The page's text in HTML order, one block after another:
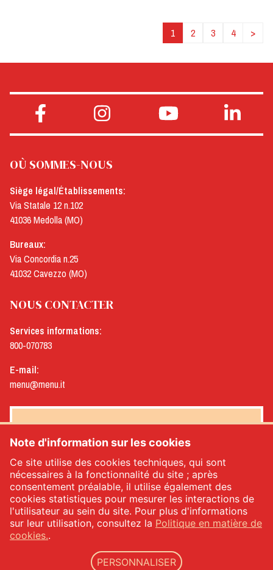
1 2 3 4 >
OÙ SOMMES-NOUS
Siège légal/Établissements:
Via Statale 12 n.102
41036 Medolla (MO)
Bureaux:
Via Concordia n.25
41032 Cavezzo (MO)
NOUS CONTACTER
Services informations:
800-070783
E-mail:
menu@menu.it
NEWSLETTER MENÙ
Oui, je souhaite recevoir la newsletter de Menù*
INSCRIVEZ-VOUS
Note d'information sur les cookies
Ce site utilise des cookies techniques, qui sont
nécessaires à la fonctionnalité du site ; après
consentement préalable, il utilise également des
cookies statistiques pour mesurer les interactions de
l'utilisateur au sein du site. Pour plus d'informations
sur leur utilisation, consultez la Politique en matière de
cookies..
PERSONNALISER